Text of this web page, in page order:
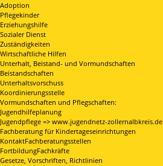
Adoption
Pflegekinder
Erziehungshilfe
Sozialer Dienst
Zuständigkeiten
Wirtschaftliche Hilfen
Unterhalt, Beistand- und Vormundschaften
Beistandschaften
Unterhaltsvorschuss
Koordinierungsstelle
Vormundschaften und Pflegschaften:
Jugendhilfeplanung
Jugendpflege => www.jugendnetz-zollernalbkreis.de
Fachberatung für Kindertageseinrichtungen
KontaktFachberatungsstellen
FortbildungFachkräfte
Gesetze, Vorschriften, Richtlinien